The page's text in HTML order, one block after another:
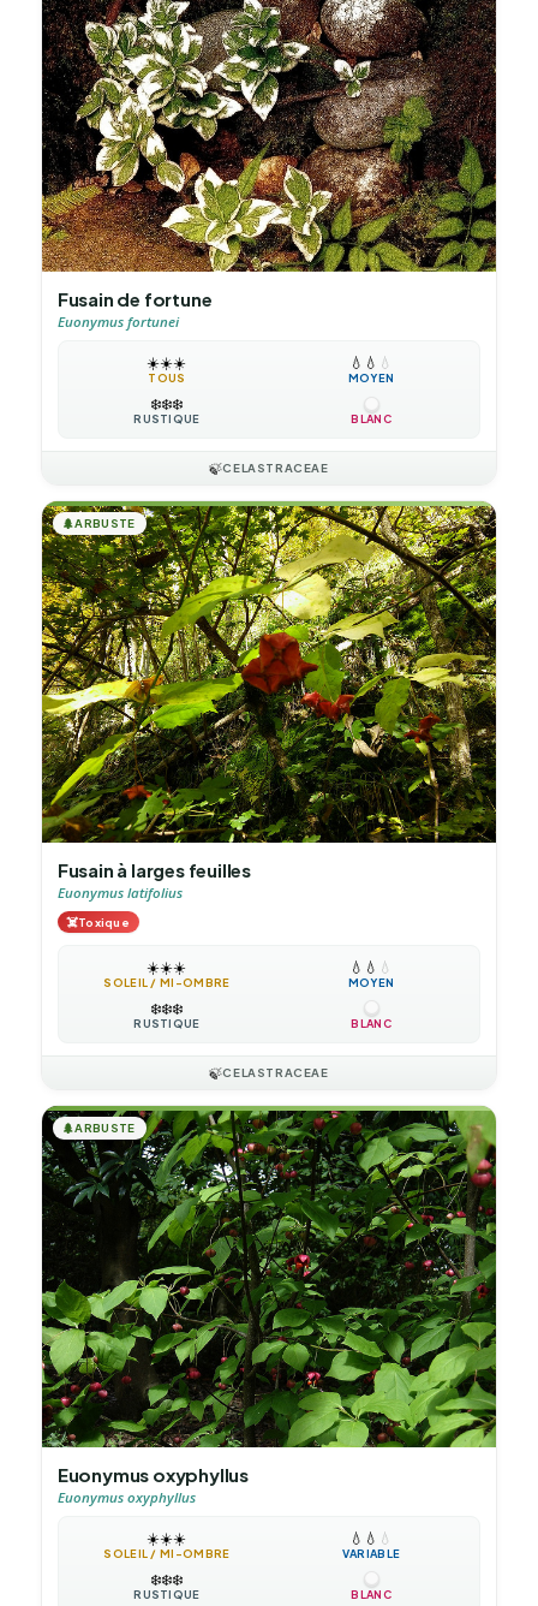
Fusain de fortune
Euonymus fortunei
☀️☀️☀️
TOUS
💧 💧 💧
MOYEN
❄️❄️❄️
RUSTIQUE BLANC
🍃CELASTRACEAE
🌲ARBUSTE
Fusain à larges feuilles
Euonymus latifolius
☠️Toxique
☀️☀️☀️
SOLEIL / MI-OMBRE
💧 💧 💧
MOYEN
❄️❄️❄️
RUSTIQUE BLANC
🍃CELASTRACEAE
🌲ARBUSTE
Euonymus oxyphyllus
Euonymus oxyphyllus
☀️☀️☀️
SOLEIL / MI-OMBRE
💧 💧 💧
VARIABLE
❄️❄️❄️
RUSTIQUE BLANC